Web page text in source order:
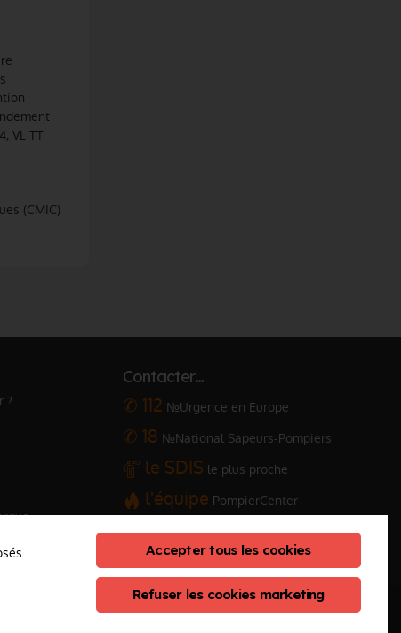
VL TT
(CMIC)
?
Contacter…
✆ 112 №Urgence en Europe
✆ 18 №National Sapeurs-Pompiers
le SDIS le plus proche
l'équipe PompierCenter
ClicConnect & Digicalys
Accepter tous les cookies
Refuser les cookies marketing